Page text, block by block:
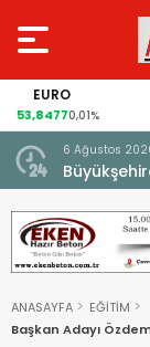
EURO
53,84770,01%
6 Ağustos
Kurtarma
ANASAYFA
EĞİTİM
Başkan Adayı